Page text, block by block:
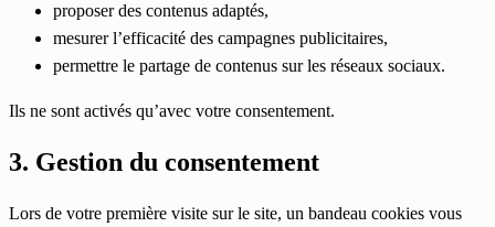
proposer des contenus adaptés,
mesurer l’efficacité des campagnes publicitaires,
permettre le partage de contenus sur les réseaux sociaux.
Ils ne sont activés qu’avec votre consentement.
3. Gestion du consentement
Lors de votre première visite sur le site, un bandeau cookies vous